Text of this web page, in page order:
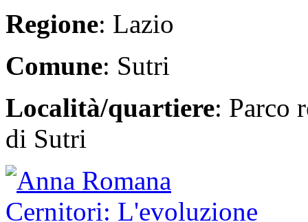
Regione: Lazio
Comune: Sutri
Località/quartiere: Parco
di Sutri